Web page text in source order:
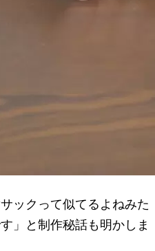
ックって似てるよねみた
」と制作秘話も明かしま